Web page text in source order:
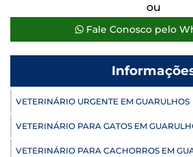
ou
Fale Conosco pelo
VETERINÁRIO URGENTE EM GUARULHOS
VETERINÁRIO PARA GATOS EM
VETERINÁRIO PARA CACHORROS EM